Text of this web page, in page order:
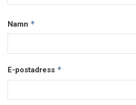
Namn *
E-postadress *